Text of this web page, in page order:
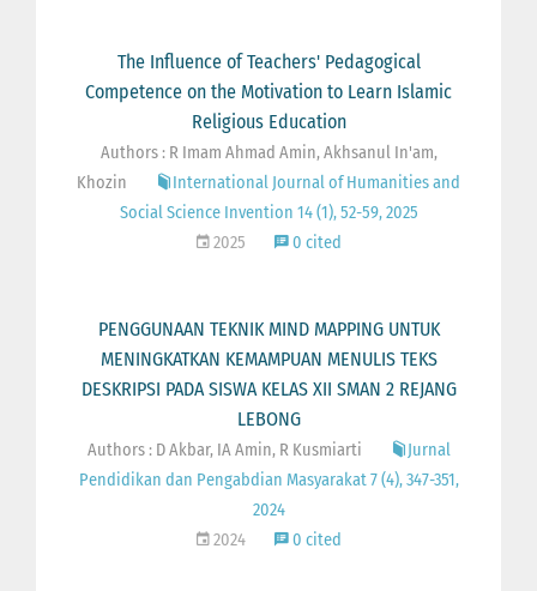
The Influence of Teachers' Pedagogical
Competence on the Motivation to Learn Islamic
Religious Education
Authors : R Imam Ahmad Amin, Akhsanul In'am,
Khozin
International Journal of Humanities and
Social Science Invention 14 (1), 52-59, 2025
2025
0 cited
PENGGUNAAN TEKNIK MIND MAPPING UNTUK
MENINGKATKAN KEMAMPUAN MENULIS TEKS
DESKRIPSI PADA SISWA KELAS XII SMAN 2 REJANG
LEBONG
Authors : D Akbar, IA Amin, R Kusmiarti
Jurnal
Pendidikan dan Pengabdian Masyarakat 7 (4), 347-351,
2024
2024
0 cited